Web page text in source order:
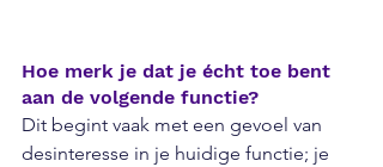
Hoe merk je dat je écht toe bent
aan de volgende functie?
Dit begint vaak met een gevoel van
desinteresse in je huidige functie; je